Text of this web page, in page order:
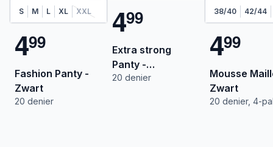
S M L XL XXL
499
Fashion Panty -
Zwart
20 denier
499
Extra strong
Panty -
Donkerbruin
20 denier
38/40 42/44
499
Mousse
Zwart
20 denier, 4-